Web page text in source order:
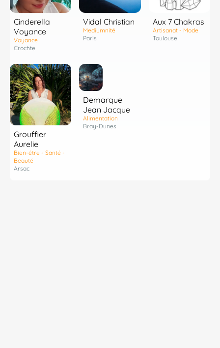
Cinderella
Voyance
Voyance
Crochte
Vidal Christian
Mediumnité
Paris
Aux 7 Chakras
Artisanat - Mode
Toulouse
Grouffier
Aurelie
Bien-être - Santé -
Beauté
Arsac
Demarque
Jean Jacque
Alimentation
Bray-Dunes